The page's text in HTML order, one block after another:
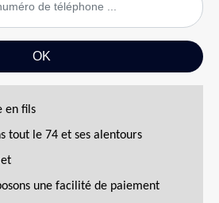
en fils
tout le 74 et ses alentours
une facilité de paiement